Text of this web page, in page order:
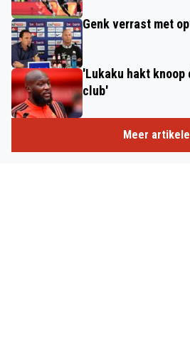
Genk verrast met
'Lukaku hakt knoop
club'
Meer